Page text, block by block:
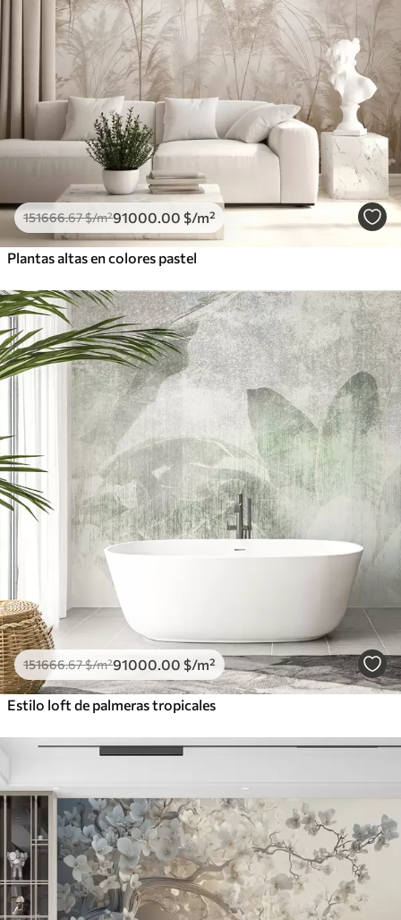
151666.67$/m²91000.00 $/m²
Plantas altas en colores pastel
151666.67$/m²91000.00 $/m²
Estilo loft de palmeras tropicales